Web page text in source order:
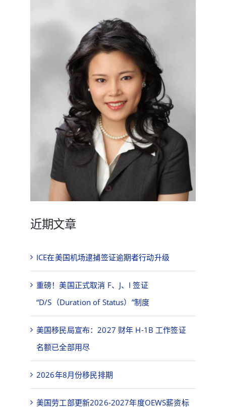
近期文章
ICE在美国机场逮捕签证逾期者行动升级
重磅！美国正式取消 F、J、I 签证
“D/S（Duration of Status）”制度
美国移民局宣布：2027 财年 H-1B 工作签证
名额已全部用尽
2026年8月份移民排期
美国劳工部更新2026-2027年度OEWS薪资标